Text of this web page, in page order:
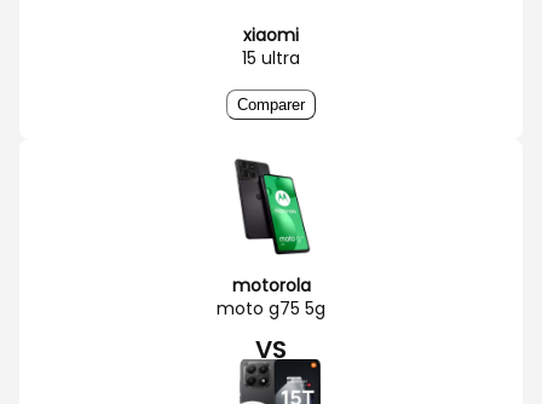
xiaomi
15 ultra
Comparer
motorola
moto g75 5g
VS